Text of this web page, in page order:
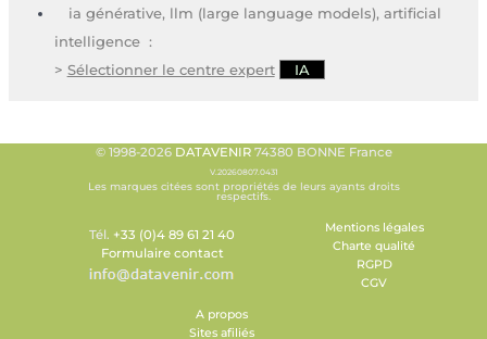
ia générative, llm (large language models), artificial
intelligence :
> Sélectionner le centre expert IA
© 1998-2026 DATAVENIR74380 BONNE France
V.20260807.0431
Les marques citées sont propriétés de leurs ayants droits
respectifs.
Tél. +33 (0)4 89 61 21 40
Formulaire contact
Mentions légales
Charte qualité
RGPD
CGV
A propos
Sites afiliés